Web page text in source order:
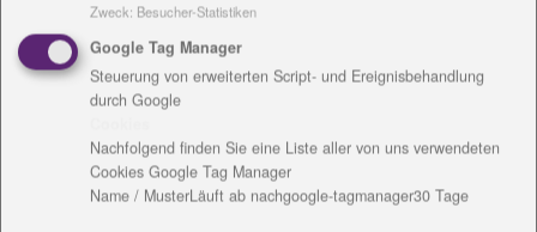
Daniela Kloß
Erfurter Str. 28
99423 Weimar
Tel.: 03643 - 2410-7570
Mobil: 0176 - 11901873
Zweck: Besucher-Statistiken
Google Tag Manager
Steuerung von erweiterten Script- und Ereignisbehandlung
durch Google
Nachfolgend finden Sie eine Liste aller von uns verwendeten
Cookies Google Tag Manager
Name / MusterLäuft ab nachgoogle-tagmanager30 Tage